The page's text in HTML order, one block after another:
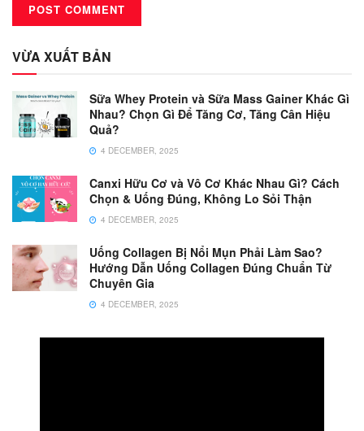
VỪA XUẤT BẢN
Sữa Whey Protein và Sữa Mass Gainer Khác Gì
Nhau? Chọn Gì Để Tăng Cơ, Tăng Cân Hiệu
Quả?
4 DECEMBER, 2025
Canxi Hữu Cơ và Vô Cơ Khác Nhau Gì? Cách
Chọn & Uống Đúng, Không Lo Sỏi Thận
4 DECEMBER, 2025
Uống Collagen Bị Nổi Mụn Phải Làm Sao?
Hướng Dẫn Uống Collagen Đúng Chuẩn Từ
Chuyên Gia
4 DECEMBER, 2025